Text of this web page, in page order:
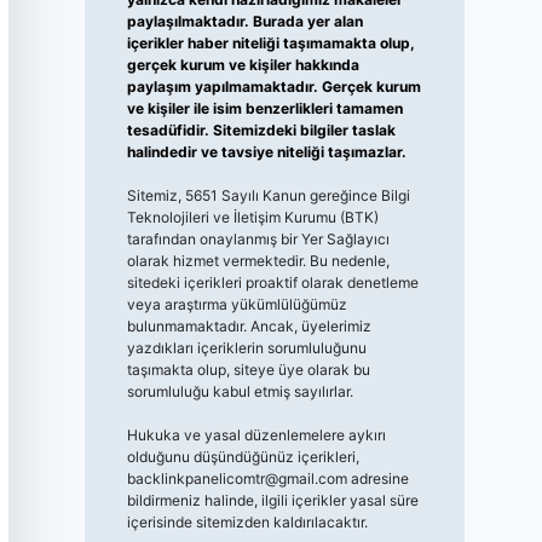
paylaşılmaktadır. Burada yer alan
içerikler haber niteliği taşımamakta olup,
gerçek kurum ve kişiler hakkında
paylaşım yapılmamaktadır. Gerçek kurum
ve kişiler ile isim benzerlikleri tamamen
tesadüfidir. Sitemizdeki bilgiler taslak
halindedir ve tavsiye niteliği taşımazlar.
Sitemiz, 5651 Sayılı Kanun gereğince Bilgi
Teknolojileri ve İletişim Kurumu (BTK)
tarafından onaylanmış bir Yer Sağlayıcı
olarak hizmet vermektedir. Bu nedenle,
sitedeki içerikleri proaktif olarak denetleme
veya araştırma yükümlülüğümüz
bulunmamaktadır. Ancak, üyelerimiz
yazdıkları içeriklerin sorumluluğunu
taşımakta olup, siteye üye olarak bu
sorumluluğu kabul etmiş sayılırlar.
Hukuka ve yasal düzenlemelere aykırı
olduğunu düşündüğünüz içerikleri,
backlinkpanelicomtr@gmail.comadresine
bildirmeniz halinde, ilgili içerikler yasal süre
içerisinde sitemizden kaldırılacaktır.